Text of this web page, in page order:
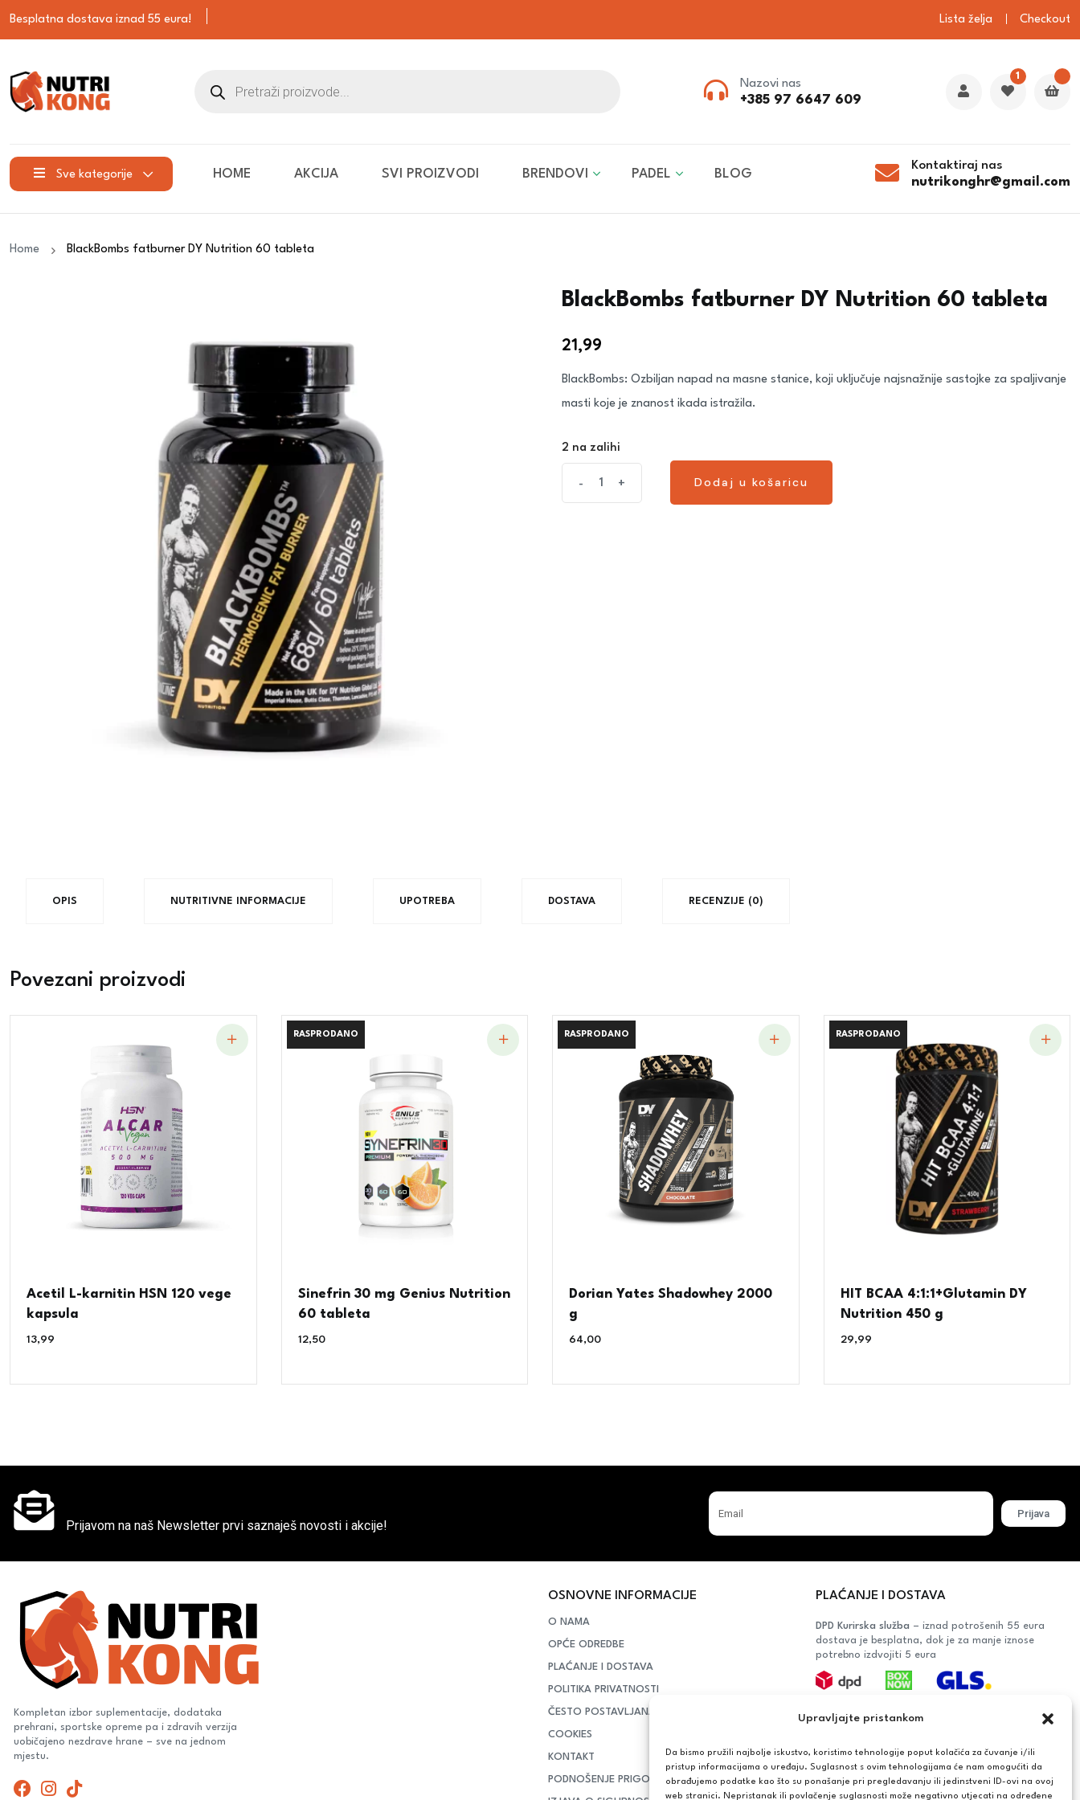
Upravljajte pristankom
Da bismo pružili najbolje iskustvo, koristimo tehnologije poput kolačića za čuvanje i/ili
pristup informacijama o uređaju. Suglasnost s ovim tehnologijama će nam omogućiti da
obrađujemo podatke kao što su ponašanje pri pregledavanju ili jedinstveni ID-ovi na ovoj
web stranici. Nepristanak ili povlačenje suglasnosti može negativno utjecati na određene
Besplatna dostava iznad 55 eura! Lista želja Checkout
Nazovi nas
+385 97 6647 609
1
Sve kategorije HOME AKCIJA SVI PROIZVODI BRENDOVI PADEL BLOG
Kontaktiraj nas
nutrikonghr@gmail.com
Home BlackBombs fatburner DY Nutrition 60 tableta
BlackBombs fatburner DY Nutrition 60 tableta
21,99
BlackBombs: Ozbiljan napad na masne stanice, koji uključuje najsnažnije sastojke za spaljivanje
masti koje je znanost ikada istražila.
2 na zalihi
- +
Dodaj u košaricu
OPIS NUTRITIVNE INFORMACIJE UPOTREBA DOSTAVA RECENZIJE (0)
Povezani proizvodi
Acetil L-karnitin HSN 120 vege
kapsula
13,99
RASPRODANO
RASPRODANO
Sinefrin 30 mg Genius Nutrition
60 tableta
12,50
RASPRODANO
RASPRODANO
Dorian Yates Shadowhey 2000
g
64,00
RASPRODANO
RASPRODANO
HIT BCAA 4:1:1+Glutamin DY
Nutrition 450 g
29,99
Prijavom na naš Newsletter prvi saznaješ novosti i akcije!
Prijava
Kompletan izbor suplementacije, dodataka
prehrani, sportske opreme pa i zdravih verzija
uobičajeno nezdrave hrane – sve na jednom
mjestu.
OSNOVNE INFORMACIJE
O NAMA
OPĆE ODREDBE
PLAĆANJE I DOSTAVA
POLITIKA PRIVATNOSTI
ČESTO POSTAVLJANA PITANJA
COOKIES
KONTAKT
PODNOŠENJE PRIGOVORA POTROŠAČA
PLAĆANJE I DOSTAVA
DPD Kurirska služba – iznad potrošenih 55 eura
dostava je besplatna, dok je za manje iznose
potrebno izdvojiti 5 eura
Bankovna transakcija, plaćanje prilikom